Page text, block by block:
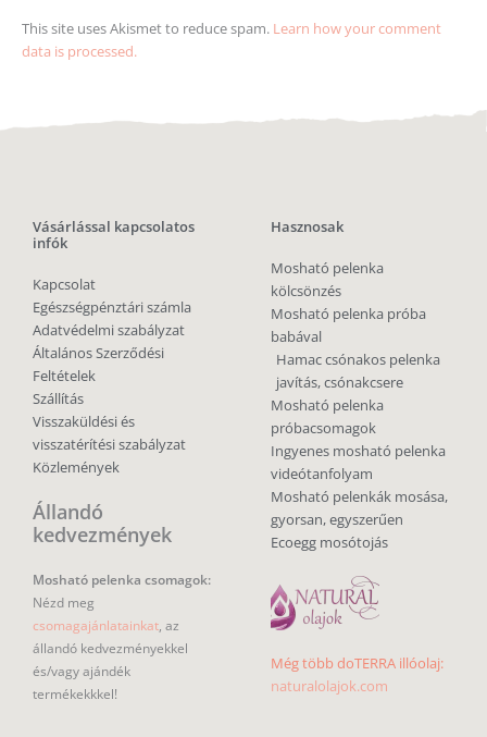
This site uses Akismet to reduce spam. Learn how your comment
data is processed.
Vásárlással kapcsolatos
infók
Kapcsolat
Egészségpénztári számla
Adatvédelmi szabályzat
Általános Szerződési
Feltételek
Szállítás
Visszaküldési és
visszatérítési szabályzat
Közlemények
Állandó
kedvezmények
Mosható pelenka csomagok:
Nézd meg
csomagajánlatainkat, az
állandó kedvezményekkel
és/vagy ajándék
termékekkkel!
Hasznosak
Mosható pelenka
kölcsönzés
Mosható pelenka próba
babával
Hamac csónakos pelenka
javítás, csónakcsere
Mosható pelenka
próbacsomagok
Ingyenes mosható pelenka
videótanfolyam
Mosható pelenkák mosása,
gyorsan, egyszerűen
Ecoegg mosótojás
Még több doTERRA illóolaj:
naturalolajok.com